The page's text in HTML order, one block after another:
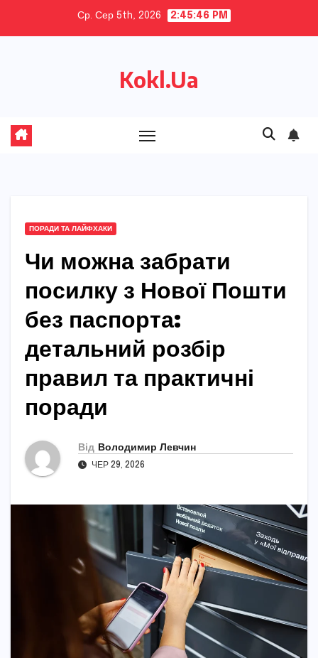
Ср. Сер 5th, 2026 2:45:47 PM
Kokl.Ua
ПОРАДИ ТА ЛАЙФХАКИ
Чи можна забрати
посилку з Нової Пошти
без паспорта:
детальний розбір
правил та практичні
поради
Від Володимир Левчин
ЧЕР 29, 2026